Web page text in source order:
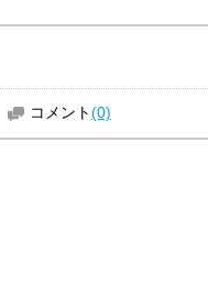
コメント(0)